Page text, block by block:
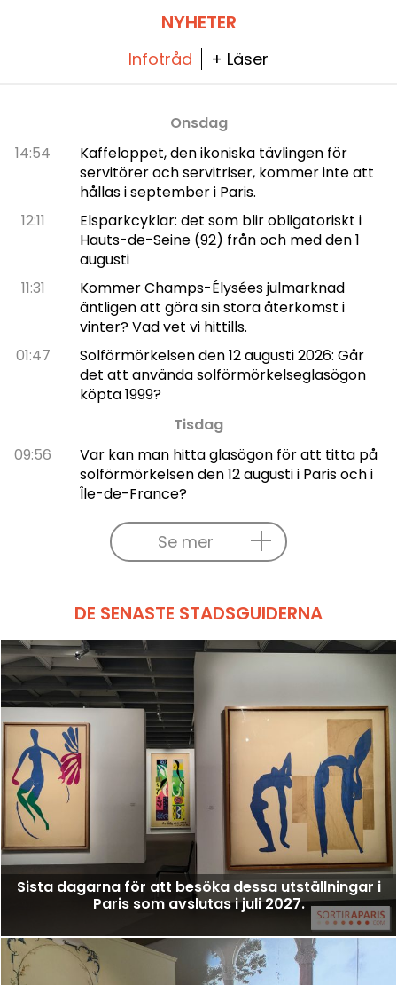
Templets målningar, hennes största bedrift.
NYHETER
Infotråd + Läser
Onsdag
14:54
Kaffeloppet, den ikoniska tävlingen för
servitörer och servitriser, kommer inte att
hållas i september i Paris.
12:11
Elsparkcyklar: det som blir obligatoriskt i
Hauts-de-Seine (92) från och med den 1
augusti
11:31
Kommer Champs-Élysées julmarknad
äntligen att göra sin stora återkomst i
vinter? Vad vet vi hittills.
01:47
Solförmörkelsen den 12 augusti 2026: Går
det att använda solförmörkelseglasögon
köpta 1999?
Tisdag
09:56
Var kan man hitta glasögon för att titta på
solförmörkelsen den 12 augusti i Paris och i
Île-de-France?
Se mer
DE SENASTE STADSGUIDERNA
Sista dagarna för att besöka dessa utställningar i
Paris som avslutas i juli 2027.